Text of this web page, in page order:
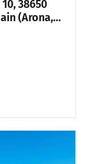
38650
(Arona,